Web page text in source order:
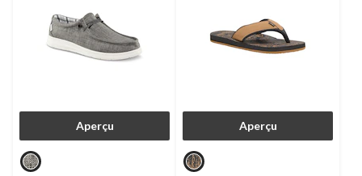
Aperçu Aperçu